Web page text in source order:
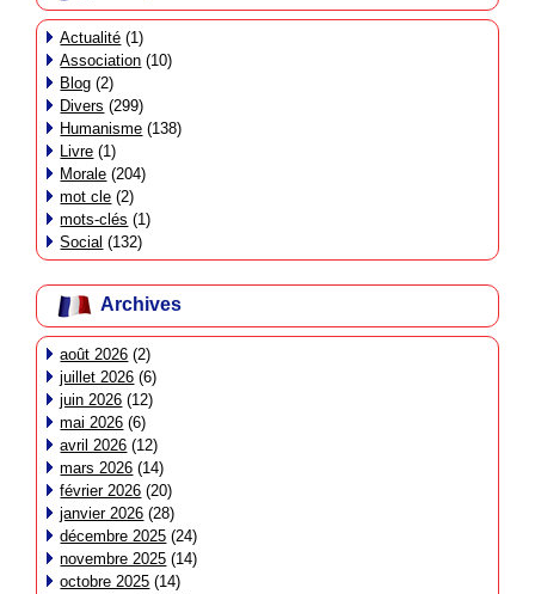
Actualité (1)
Association (10)
Blog (2)
Divers (299)
Humanisme (138)
Livre (1)
Morale (204)
mot cle (2)
mots-clés (1)
Social (132)
Archives
août 2026 (2)
juillet 2026 (6)
juin 2026 (12)
mai 2026 (6)
avril 2026 (12)
mars 2026 (14)
février 2026 (20)
janvier 2026 (28)
décembre 2025 (24)
novembre 2025 (14)
octobre 2025 (14)